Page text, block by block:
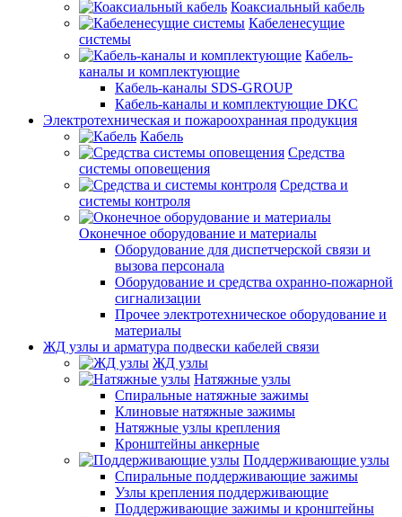
Коаксиальный кабель
Кабеленесущие
системы
Кабель-
каналы и комплектующие
Кабель-каналы SDS-GROUP
Кабель-каналы и комплектующие DKC
Электротехническая и пожароохранная продукция
Кабель
Средства
системы оповещения
Средства и
системы контроля
Оконечное оборудование и материалы
Оборудование для диспетчерской связи и
вызова персонала
Оборудование и средства охранно-пожарной
сигнализации
Прочее электротехническое оборудование и
материалы
ЖД узлы и арматура подвески кабелей связи
ЖД узлы
Натяжные узлы
Спиральные натяжные зажимы
Клиновые натяжные зажимы
Натяжные узлы крепления
Кронштейны анкерные
Поддерживающие узлы
Спиральные поддерживающие зажимы
Узлы крепления поддерживающие
Поддерживающие зажимы и кронштейны